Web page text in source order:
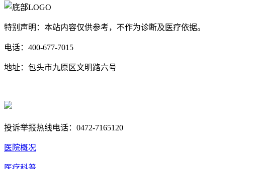
特别声明：本站内容仅供参考，不作为诊断及医疗依据。
电话：400-677-7015
地址：包头市九原区文明路六号
投诉举报热线电话：0472-7165120
医院概况